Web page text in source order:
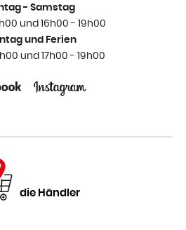
- Samstag
und 16h00 - 19h00
und Ferien
und 17h00 - 19h00
die Händler